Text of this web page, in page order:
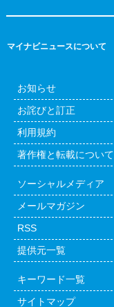
マイナビニュースについて
お知らせ
お詫びと訂正
利用規約
著作権と転載について
ソーシャルメディア
メールマガジン
RSS
提供元一覧
キーワード一覧
サイトマップ